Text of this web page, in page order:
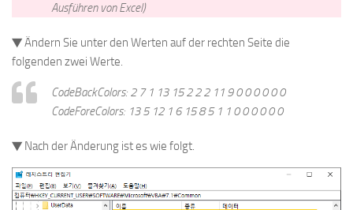
Ausführen von Excel)
▼ Ändern Sie unter den Werten auf der rechten Seite die
folgenden zwei Werte.
CodeBackColors: 2 7 1 13 15 2 2 2 11 9 0 0 0 0 0 0
CodeForeColors: 13 5 12 1 6 15 8 5 1 1 0 0 0 0 0 0
▼ Nach der Änderung ist es wie folgt.